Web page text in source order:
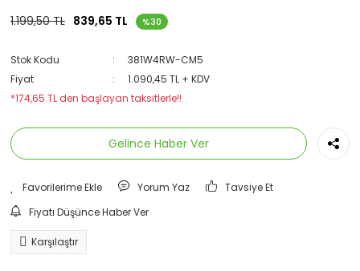
1.199,50 TL 839,65 TL %30
Stok Kodu
381W4RW-CM5
Fiyat
1.090,45 TL + KDV
*174,65 TL den başlayan taksitlerle!!
Gelince Haber Ver
Yorum Yaz
Tavsiye Et
Fiyatı Düşünce Haber Ver
Karşılaştır